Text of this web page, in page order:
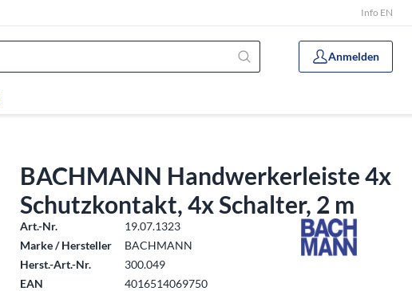
Info EN
Anmelden
BACHMANN Handwerkerleiste 4x
Schutzkontakt, 4x Schalter, 2 m
Art.-Nr.
19.07.1323
Marke / Hersteller
BACHMANN
Herst.-Art.-Nr.
300.049
EAN
4016514069750